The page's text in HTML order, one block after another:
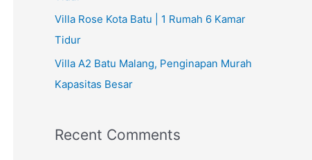
Villa Rose Kota Batu | 1 Rumah 6 Kamar
Tidur
Villa A2 Batu Malang, Penginapan Murah
Kapasitas Besar
Recent Comments